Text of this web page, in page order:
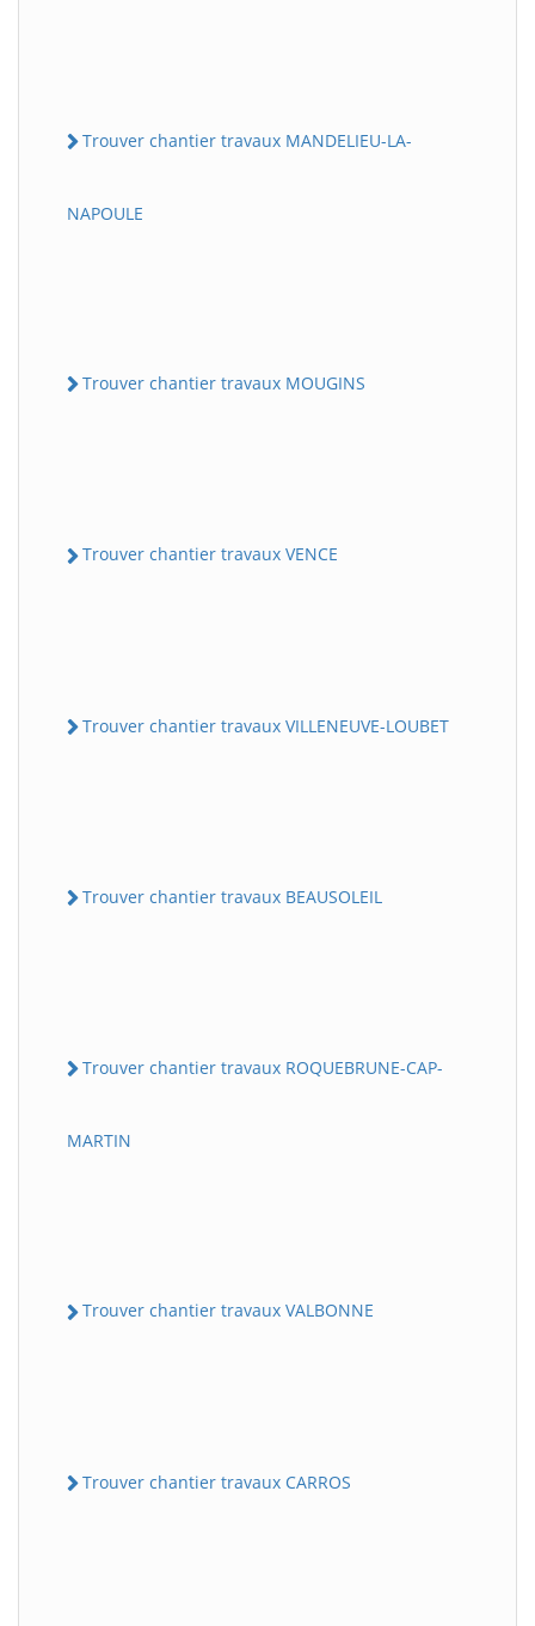
Trouver chantier travaux MANDELIEU-LA-
NAPOULE
Trouver chantier travaux MOUGINS
Trouver chantier travaux VENCE
Trouver chantier travaux VILLENEUVE-LOUBET
Trouver chantier travaux BEAUSOLEIL
Trouver chantier travaux ROQUEBRUNE-CAP-
MARTIN
Trouver chantier travaux VALBONNE
Trouver chantier travaux CARROS